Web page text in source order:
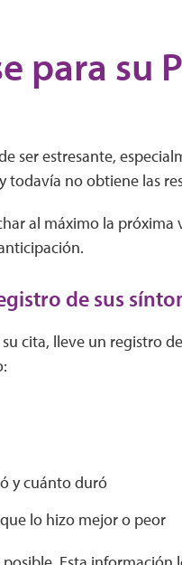
para su
ser estresante,
todavía no obtiene las
al máximo la próxima
de sus
cita, lleve un registro
y cuánto duró
lo hizo mejor o peor